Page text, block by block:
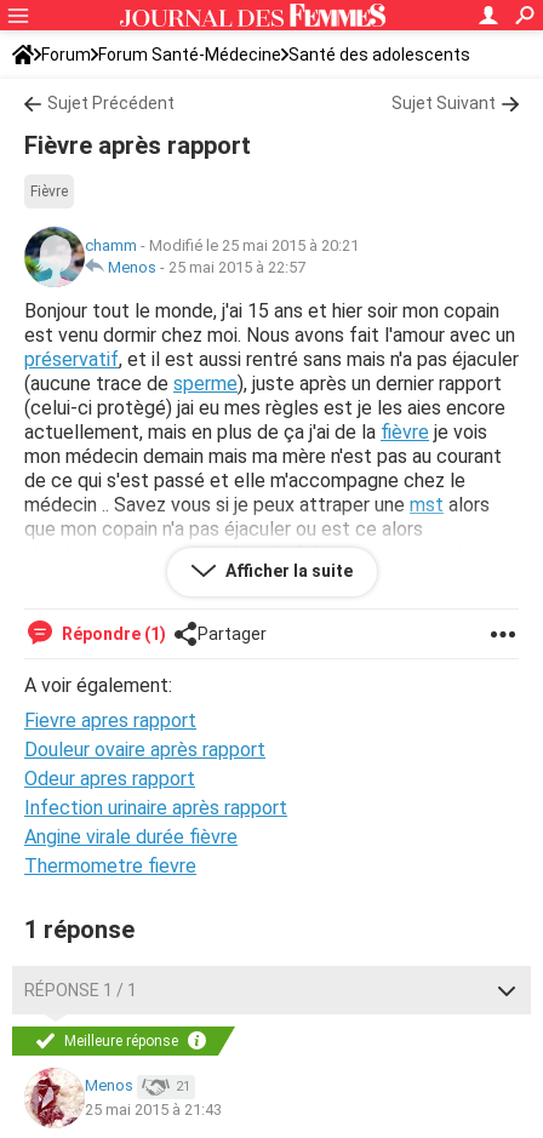
Forum Forum Santé-Médecine Santé des adolescents
Sujet Précédent Sujet Suivant
Fièvre après rapport
Fièvre
chamm - Modifié le 25 mai 2015 à 20:21
Menos - 25 mai 2015 à 22:57
Bonjour tout le monde, j'ai 15 ans et hier soir mon copain
est venu dormir chez moi. Nous avons fait l'amour avec un
préservatif, et il est aussi rentré sans mais n'a pas éjaculer
(aucune trace de sperme), juste après un dernier rapport
(celui-ci protègé) jai eu mes règles est je les aies encore
actuellement, mais en plus de ça j'ai de la fièvre je vois
mon médecin demain mais ma mère n'est pas au courant
de ce qui s'est passé et elle m'accompagne chez le
médecin .. Savez vous si je peux attraper une mst alors
que mon copain n'a pas éjaculer ou est ce alors
simplement une maladie banale ? Avant ça, nous avions
déjà eu un rapport où le préservatif s'est déchiré (j'ai donc
rien eu.. je panique aidez moi svp
Afficher la suite
Répondre (1) Partager
A voir également:
Fievre apres rapport
Douleur ovaire après rapport
Odeur apres rapport
Infection urinaire après rapport
Angine virale durée fièvre
Thermometre fievre
1 réponse
RÉPONSE 1 / 1
Meilleure réponse
Menos 21
25 mai 2015 à 21:43